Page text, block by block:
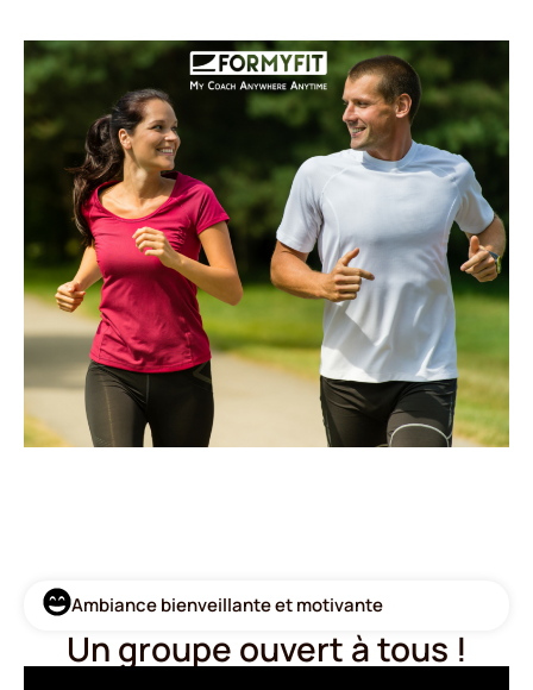
Ambiance bienveillante et motivante
Un groupe ouvert à tous !